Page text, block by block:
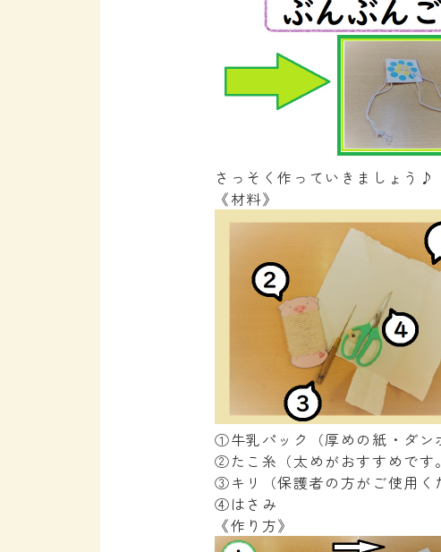
さっそく作っていきましょう♪
《材料》
①牛乳パック（厚めの紙・ダン
②たこ糸（太めがおすすめです
③キリ（保護者の方がご使用く
④はさみ
《作り方》